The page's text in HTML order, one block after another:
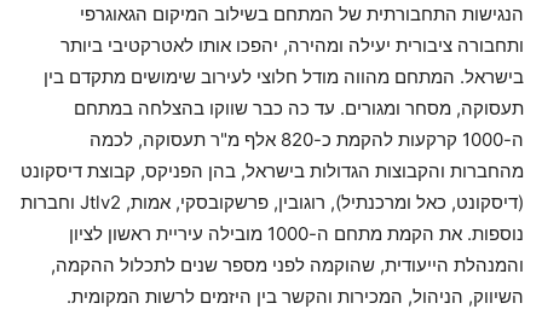
הנגישות התחבורתית של המתחם בשילוב המיקום הגאוגרפי
ותחבורה ציבורית יעילה ומהירה, יהפכו אותו לאטרקטיבי ביותר
בישראל. המתחם מהווה מודל חלוצי לעירוב שימושים מתקדם בין
תעסוקה, מסחר ומגורים. עד כה כבר שווקו בהצלחה במתחם
ה-1000 קרקעות להקמת כ-820 אלף מ"ר תעסוקה, לכמה
מהחברות והקבוצות הגדולות בישראל, בהן הפניקס, קבוצת דיסקונט
(דיסקונט, כאל ומרכנתיל), רוגובין, פרשקובסקי, אמות, Jtlv2 וחברות
נוספות. את הקמת מתחם ה-1000 מובילה עיריית ראשון לציון
והמנהלת הייעודית, שהוקמה לפני מספר שנים לתכלול ההקמה,
השיווק, הניהול, המכירות והקשר בין היזמים לרשות המקומית.